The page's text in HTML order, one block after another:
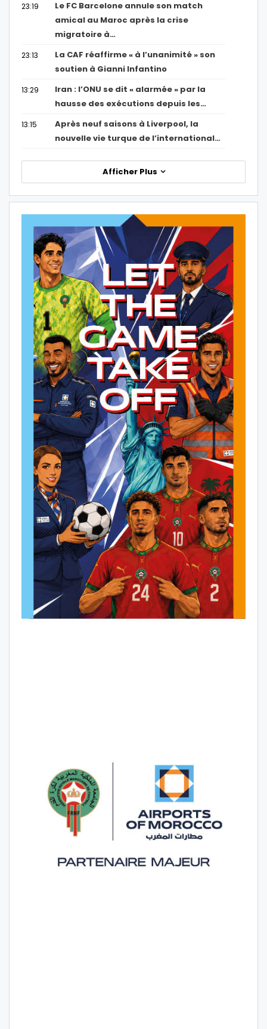
23:19
Le FC Barcelone annule son match
amical au Maroc après la crise
migratoire à…
23:13
La CAF réaffirme « à l’unanimité » son
soutien à Gianni Infantino
13:29
Iran : l’ONU se dit « alarmée » par la
hausse des exécutions depuis les…
13:15
Après neuf saisons à Liverpool, la
nouvelle vie turque de l’international…
Afficher Plus